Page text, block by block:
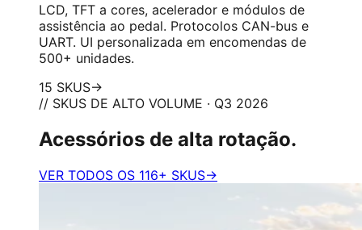
LCD, TFT a cores, acelerador e módulos de
assistência ao pedal. Protocolos CAN-bus e
UART. UI personalizada em encomendas de
500+ unidades.
15 SKUS→
// SKUS DE ALTO VOLUME · Q3 2026
Acessórios de alta rotação.
VER TODOS OS 116+ SKUS→